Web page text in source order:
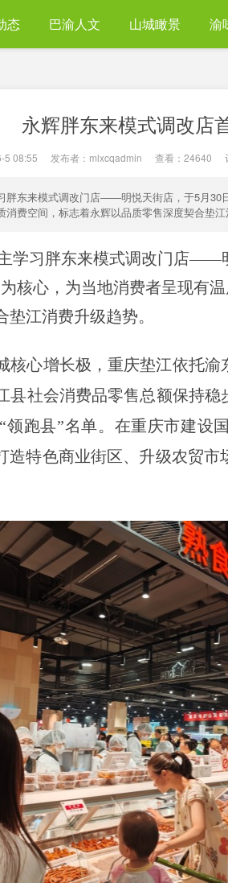
态 巴渝人文 山城瞰景 渝
永辉胖东来模式调改店
5 08:55 发布者： mlxcqadmin 查看： 24640
胖东来模式调改门店——明悦天街店，于5月30
费空间，标志着永辉以品质零售深度契合垫
学习胖东来模式调改门店——
核心，为当地消费者呈现有
江消费升级趋势。
核心增长极，重庆垫江依托
县社会消费品零售总额保持
领跑县”名单。在重庆市建设
造特色商业街区、升级农贸